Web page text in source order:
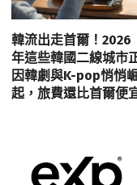
韓流出走首爾！2026
年這些韓國二線城市
因韓劇與K-pop悄悄
起，旅費還比首爾便